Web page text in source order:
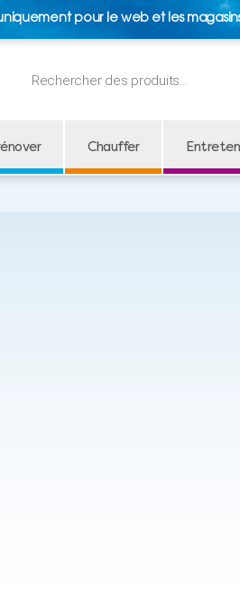
pour le web et les
de
Chauffer